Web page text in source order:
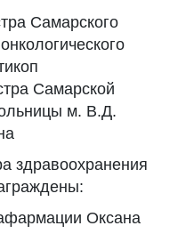
Самарского
Самарской
м. В.Д.
здравоохранения
Оксана